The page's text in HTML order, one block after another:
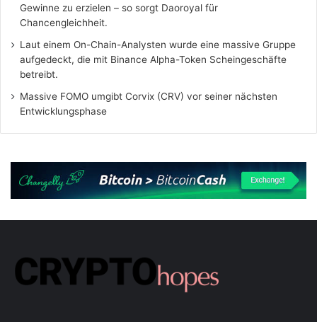
Gewinne zu erzielen – so sorgt Daoroyal für
Chancengleichheit.
Laut einem On-Chain-Analysten wurde eine massive Gruppe
aufgedeckt, die mit Binance Alpha-Token Scheingeschäfte
betreibt.
Massive FOMO umgibt Corvix (CRV) vor seiner nächsten
Entwicklungsphase